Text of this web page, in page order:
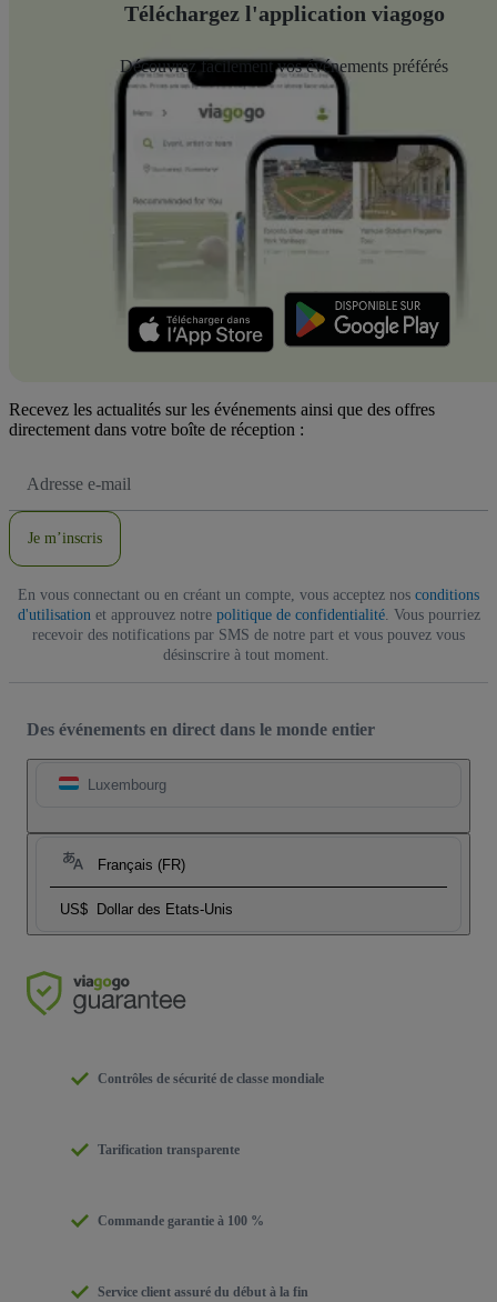
Téléchargez l'application viagogo
Découvrez facilement vos événements préférés
Recevez les actualités sur les événements ainsi que des offres
directement dans votre boîte de réception :
e-
Je m’inscris
En vous connectant ou en créant un compte, vous acceptez nos conditions
d'utilisationet approuvez notre politique de confidentialité. Vous pourriez
recevoir des notifications par SMS de notre part et vous pouvez vous
désinscrire à tout moment.
Des événements en direct dans le monde entier
Luxembourg
Français (FR)
US$ Dollar des Etats-Unis
Contrôles de sécurité de classe mondiale
Tarification transparente
Commande garantie à 100 %
Service client assuré du début à la fin